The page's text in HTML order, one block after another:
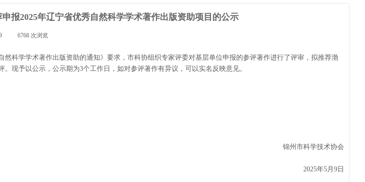
申报2025年辽宁省优秀自然科学学术著作出版资助项目的公示
6768 次浏览
然科学学术著作出版资助的通知》要求，市科协组织专家评委对基层单位申报的参评著作进行了评审，拟推荐渤
现予以公示，公示期为3个工作日，如对参评著作有异议，可以实名反映意见。
锦州市科学技术协会
2025年5月9日